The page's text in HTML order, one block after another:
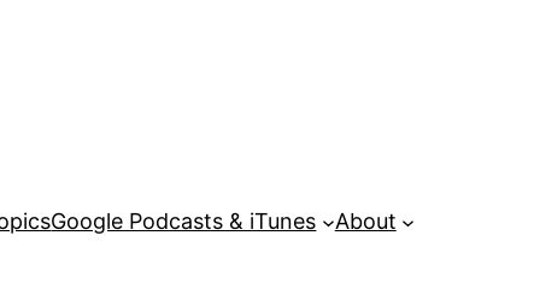
Google Podcasts & iTunes About